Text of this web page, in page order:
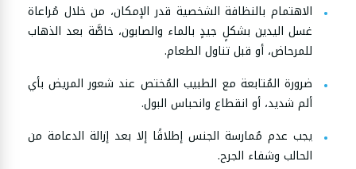
الاهتمام بالنظافة الشخصية قدر الإمكان، من خلال مُراعاة
غسل اليدين بشكلٍ جيدٍ بالماء والصابون، خاصَّة بعد الذهاب
للمرحاض، أو قبل تناول الطعام.
ضرورة المُتابعة مع الطبيب المُختص عند شعور المريض بأي
ألم شديد، أو انقطاع وانحباس البول.
يجب عدم مُمارسة الجنس إطلاقًا إلا بعد إزالة الدعامة من
الحالب وشفاء الجرح.